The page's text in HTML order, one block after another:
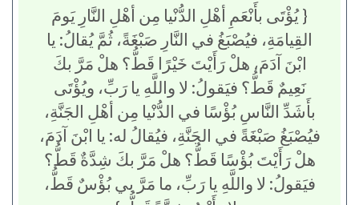
{ يُؤْتَى بأَنْعَمِ أهْلِ الدُّنْيا مِن أهْلِ النَّارِ يَومَ
القِيامَةِ، فيُصْبَغُ في النَّارِ صَبْغَةً، ثُمَّ يُقالُ: يا
ابْنَ آدَمَ، هلْ رَأَيْتَ خَيْرًا قَطُّ؟ هلْ مَرَّ بكَ
نَعِيمٌ قَطُّ؟ فيَقولُ: لا واللَّهِ يا رَبِّ، ويُؤْتَى
بأَشَدِّ النَّاسِ بُؤْسًا في الدُّنْيا مِن أهْلِ الجَنَّةِ،
فيُصْبَغُ صَبْغَةً في الجَنَّةِ، فيُقالُ له: يا ابْنَ آدَمَ،
هلْ رَأَيْتَ بُؤْسًا قَطُّ؟ هلْ مَرَّ بكَ شِدَّةٌ قَطُّ؟
فيَقولُ: لا واللَّهِ يا رَبِّ، ما مَرَّ بي بُؤْسٌ قَطُّ،